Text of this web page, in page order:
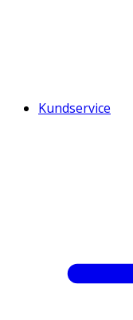
Kundservice